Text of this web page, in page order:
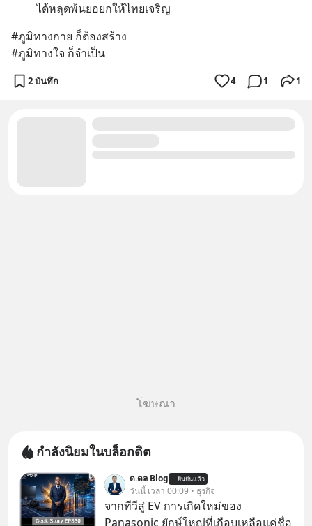
         ได้หลุดพ้นยอยกให้ไทยเจริญ
#ภูมิทางกาย ก็ต้องสร้าง
#ภูมิทางใจ ก็จำเป็น
2 บันทึก 4 1 1
โฆษณา
กำลังนิยมในบล็อกดิต
ด.ดล Blog ยืนยันแล้ว
วันนี้ เวลา 00:09 • ธุรกิจ
จากทีวีสู่ EV การเกิดใหม่ของ
Panasonic ยักษ์ใหญ่ที่เกือบเหลือแค่ชื่อ